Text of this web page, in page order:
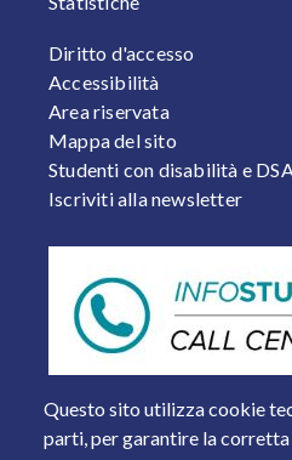
Questo sito utilizza cookie
parti, per garantire la
FOOTER 2
Diritto d'accesso
Accessibilità
Area riservata
Mappa del sito
Studenti con disabilità e
Iscriviti alla newsletter